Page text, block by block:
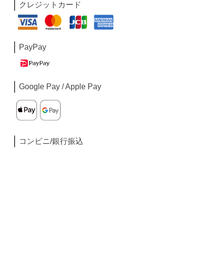
クレジットカード
PayPay
Google Pay / Apple Pay
コンビニ/銀行振込